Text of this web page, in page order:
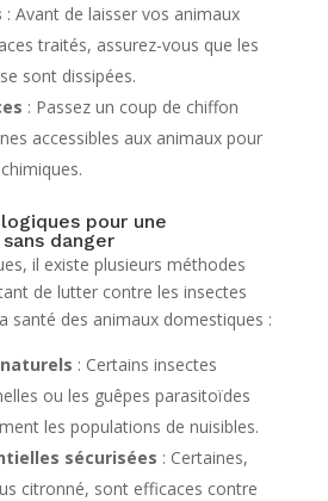
: Avant de laisser vos animaux
traités, assurez-vous que les
sont dissipées.
: Passez un coup de chiffon
accessibles aux animaux pour
pour une
danger
il existe plusieurs méthodes
de lutter contre les insectes
santé des animaux domestiques :
: Certains insectes
ou les guêpes parasitoïdes
les populations de nuisibles.
sécurisées : Certaines,
citronné, sont efficaces contre